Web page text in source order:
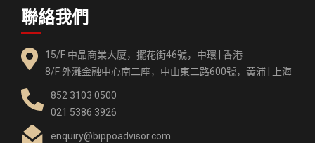
聯絡我們
15/F 中晶商業大廈，擺花街46號，中環 | 香港
8/F 外灘金融中心南二座，中山東二路600號，黃浦 | 上海
852 3103 0500
021 5386 3926
enquiry@bippoadvisor.com